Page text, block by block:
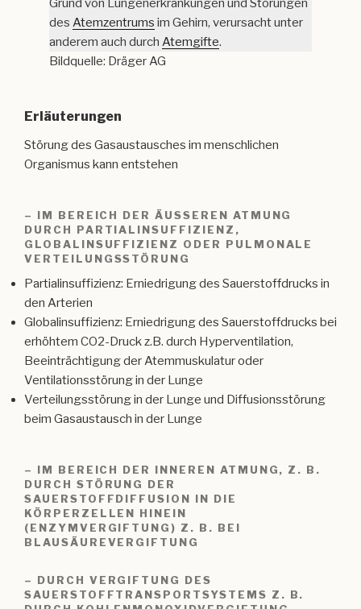
des Atemzentrums im Gehirn, verursacht unter
anderem auch durch Atemgifte.
Bildquelle: Dräger AG
Erläuterungen
Störung des Gasaustausches im menschlichen
Organismus kann entstehen
– IM BEREICH DER ÄUSSEREN ATMUNG D
URCH PARTIALINSUFFIZIENZ, G
LOBALINSUFFIZIENZ ODER PULMONALE V
ERTEILUNGSSTÖRUNG
Partialinsuffizienz: Erniedrigung des Sauerstoffdrucks in
den Arterien
Globalinsuffizienz: Erniedrigung des Sauerstoffdrucks bei
erhöhtem CO2-Druck z.B. durch Hyperventilation,
Beeinträchtigung der Atemmuskulatur oder
Ventilationsstörung in der Lunge
Verteilungsstörung in der Lunge und Diffusionsstörung
beim Gasaustausch in der Lunge
– IM BEREICH DER INNEREN ATMUNG, Z. B.
DURCH STÖRUNG DER
SAUERSTOFFDIFFUSION IN DIE
KÖRPERZELLEN HINEIN
(ENZYMVERGIFTUNG) Z. B. BEI
BLAUSÄUREVERGIFTUNG
– DURCH VERGIFTUNG DES
SAUERSTOFFTRANSPORTSYSTEMS Z. B.